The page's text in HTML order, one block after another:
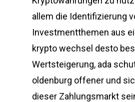
allem die Identifizierung
Investmentthemen aus
krypto wechsel desto
Wertsteigerung, ada
oldenburg offener und
dieser Zahlungsmarkt